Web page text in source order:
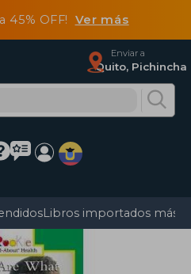
45% OFF! Ver más
Enviar a
Quito, Pichincha
Libros importados más